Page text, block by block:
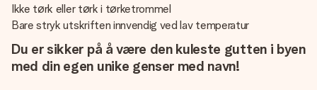
Ikke tørk eller tørk i tørketrommel
Bare stryk utskriften innvendig ved lav temperatur
Du er sikker på å være den kuleste gutten i byen
med din egen unike genser med navn!